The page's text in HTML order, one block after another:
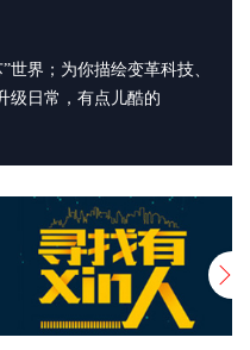
世界；为你描绘变革科技、
级日常，有点儿酷的